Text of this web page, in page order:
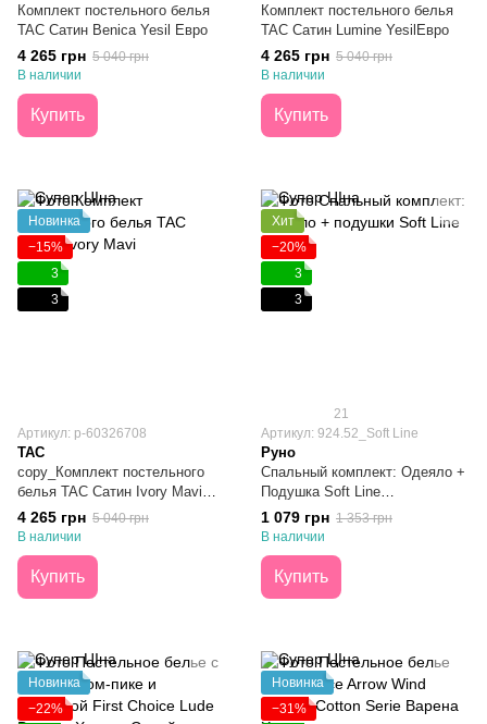
Комплект постельного белья
TAC Сатин Benica Yesil Евро
4 265 грн 5 040 грн
В наличии
Купить
Комплект постельного белья
TAC Сатин Lumine YesilЕвро
4 265 грн 5 040 грн
В наличии
Купить
Новинка
−15%
3
3
Артикул: p-60326708
TAC
copy_Комплект постельного
белья TAC Сатин Ivory Mavi
Евро
4 265 грн 5 040 грн
В наличии
Купить
Хит
−20%
3
3
21
Артикул: 924.52_Soft Line
Руно
Спальный комплект: Одеяло +
Подушка Soft Line
140х205+50х70
1 079 грн 1 353 грн
В наличии
Купить
Новинка
−22%
Новинка
−31%